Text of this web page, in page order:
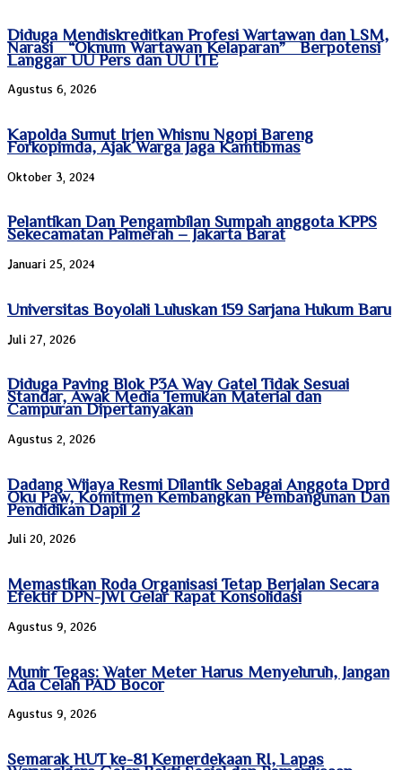
Diduga Mendiskreditkan Profesi Wartawan dan LSM,
Narasi “Oknum Wartawan Kelaparan” Berpotensi
Langgar UU Pers dan UU ITE
Agustus 6, 2026
Kapolda Sumut Irjen Whisnu Ngopi Bareng
Forkopimda, Ajak Warga Jaga Kamtibmas
Oktober 3, 2024
Pelantikan Dan Pengambilan Sumpah anggota KPPS
Sekecamatan Palmerah – Jakarta Barat
Januari 25, 2024
Universitas Boyolali Luluskan 159 Sarjana Hukum Baru
Juli 27, 2026
Diduga Paving Blok P3A Way Gatel Tidak Sesuai
Standar, Awak Media Temukan Material dan
Campuran Dipertanyakan
Agustus 2, 2026
Dadang Wijaya Resmi Dilantik Sebagai Anggota Dprd
Oku Paw, Komitmen Kembangkan Pembangunan Dan
Pendidikan Dapil 2
Juli 20, 2026
Memastikan Roda Organisasi Tetap Berjalan Secara
Efektif DPN-JWI Gelar Rapat Konsolidasi
Agustus 9, 2026
Munir Tegas: Water Meter Harus Menyeluruh, Jangan
Ada Celah PAD Bocor
Agustus 9, 2026
Semarak HUT ke-81 Kemerdekaan RI, Lapas